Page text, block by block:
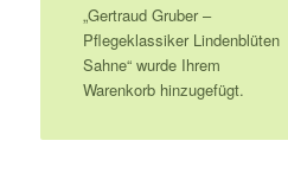
„Gertraud Gruber –
Pflegeklassiker Lindenblüten
Sahne“ wurde Ihrem
Warenkorb hinzugefügt.